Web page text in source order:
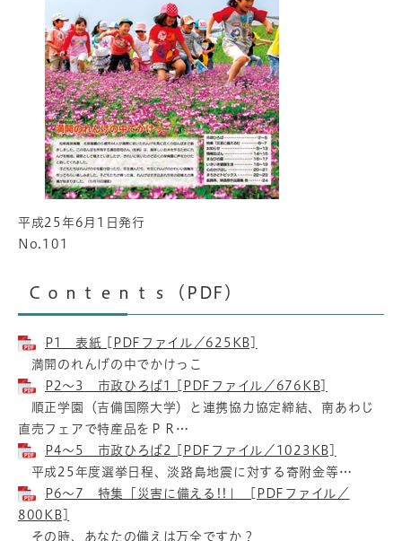
平成25年6月1日発行
No.101
Ｃｏｎｔｅｎｔｓ（PDF）
P1 表紙 [PDFファイル／625KB]
満開のれんげの中でかけっこ
P2～3 市政ひろば1 [PDFファイル／676KB]
順正学園（吉備国際大学）と連携協力協定締結、南あわじ
直売フェアで特産品をＰＲ…
P4～5 市政ひろば2 [PDFファイル／1023KB]
平成25年度選挙日程、淡路島地震に対する寄附金等…
P6～7 特集「災害に備える!!」 [PDFファイル／
800KB]
その時、あなたの備えは万全ですか？